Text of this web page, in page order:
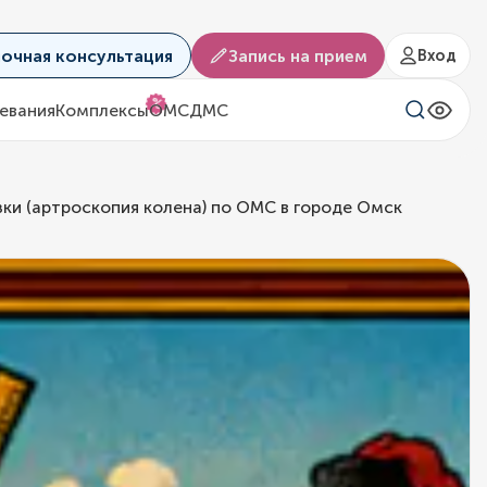
консультация Запись на прием Вход
Комплексы%
ОМСДМС
(артроскопия колена) по ОМС в городе Омск